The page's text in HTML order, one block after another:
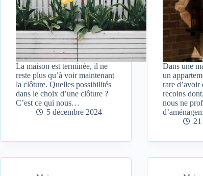
La maison est terminée, il ne
reste plus qu’à voir maintenant
la clôture. Quelles possibilités
dans le choix d’une clôture ?
C’est ce qui nous…
5 décembre 2024
Dans une
un
rare d’avoir
recoins
nous ne